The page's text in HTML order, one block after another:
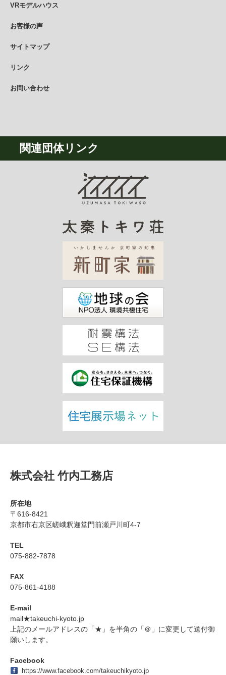
VRモデルハウス
お客様の声
サイトマップ
リンク
お問い合わせ
関連団体リンク
株式会社 竹内工務店
所在地
〒616-8421
京都市右京区嵯峨釈迦堂門前瀬戸川町4-7
TEL
075-882-7878
FAX
075-861-4188
E-mail
mail★takeuchi-kyoto.jp
上記のメールアドレスの「★」を半角の「＠」に変更して送付御
願いします。
Facebook
https://www.facebook.com/takeuchikyoto.jp